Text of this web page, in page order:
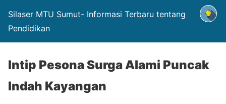
Silaser MTU Sumut- Informasi Terbaru tentang
Pendidikan
Intip Pesona Surga Alami Puncak
Indah Kayangan